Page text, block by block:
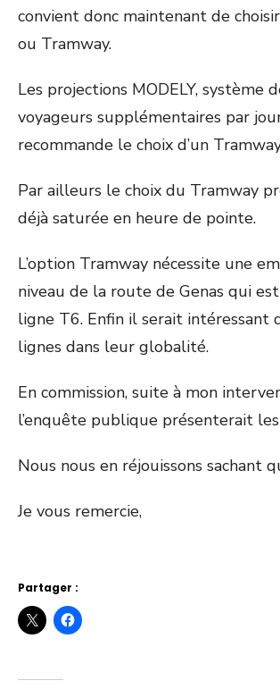
convient donc maintenant de
ou Tramway.
Les projections MODELY,
voyageurs supplémentaires par
recommande le choix d’un
Par ailleurs le choix du Tramway
déjà saturée en heure de pointe.
L’option Tramway nécessite une
niveau de la route de Genas qui
ligne T6. Enfin il serait intéressant
lignes dans leur globalité.
En commission, suite à mon
l’enquête publique présenterait
Nous nous en réjouissons
Je vous remercie,
Partager :